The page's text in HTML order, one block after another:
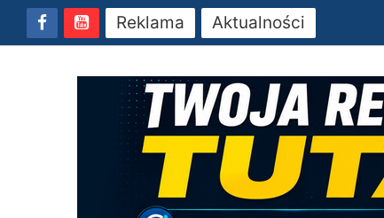
Reklama Aktualności